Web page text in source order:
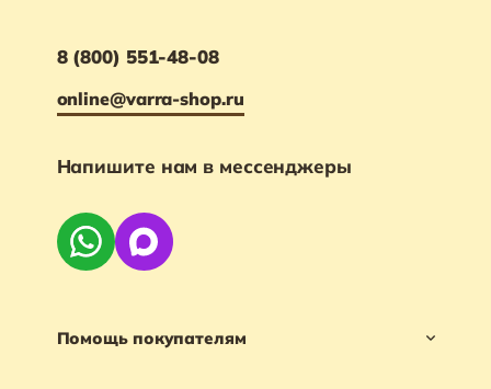
8 (800) 551-48-08
online@varra-shop.ru
Напишите нам в мессенджеры
Помощь покупателям